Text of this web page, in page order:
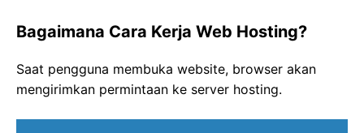
Bagaimana Cara Kerja Web Hosting?
Saat pengguna membuka website, browser akan
mengirimkan permintaan ke server hosting.